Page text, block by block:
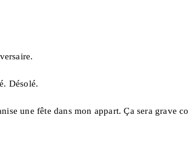
Désolé.
une fête dans mon appart. Ça sera grave